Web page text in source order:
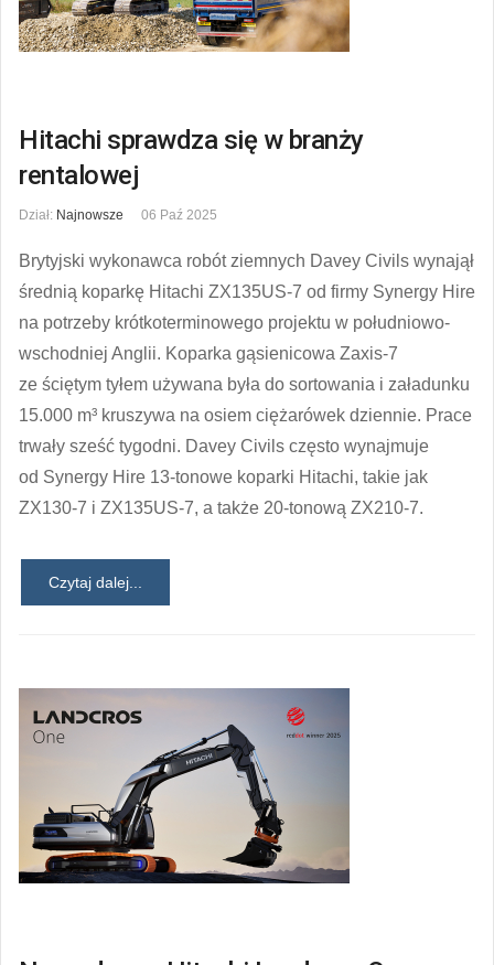
Hitachi sprawdza się w branży
rentalowej
Dział: Najnowsze 06 Paź 2025
Brytyjski wykonawca robót ziemnych Davey Civils wynajął
średnią koparkę Hitachi ZX135US-7 od firmy Synergy Hire
na potrzeby krótkoterminowego projektu w południowo-
wschodniej Anglii. Koparka gąsienicowa Zaxis-7
ze ściętym tyłem używana była do sortowania i załadunku
15.000 m³ kruszywa na osiem ciężarówek dziennie. Prace
trwały sześć tygodni. Davey Civils często wynajmuje
od Synergy Hire 13-tonowe koparki Hitachi, takie jak
ZX130-7 i ZX135US-7, a także 20-tonową ZX210-7.
Czytaj dalej...